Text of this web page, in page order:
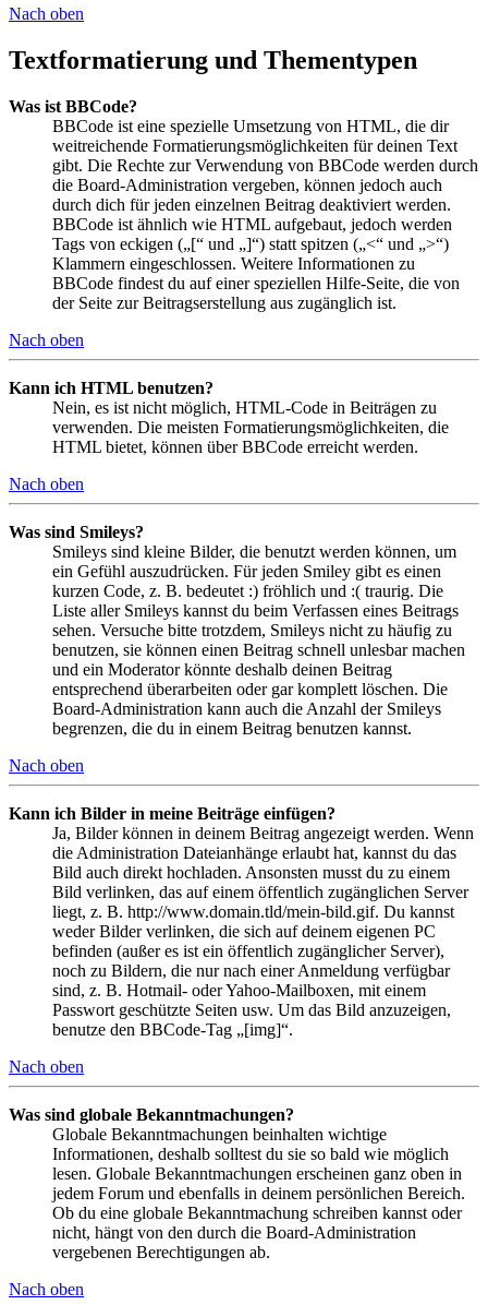
Nach oben
Textformatierung und Thementypen
Was ist BBCode?
BBCode ist eine spezielle Umsetzung von HTML, die dir
weitreichende Formatierungsmöglichkeiten für deinen Text
gibt. Die Rechte zur Verwendung von BBCode werden durch
die Board-Administration vergeben, können jedoch auch
durch dich für jeden einzelnen Beitrag deaktiviert werden.
BBCode ist ähnlich wie HTML aufgebaut, jedoch werden
Tags von eckigen („[“ und „]“) statt spitzen („<“ und „>“)
Klammern eingeschlossen. Weitere Informationen zu
BBCode findest du auf einer speziellen Hilfe-Seite, die von
der Seite zur Beitragserstellung aus zugänglich ist.
Nach oben
Kann ich HTML benutzen?
Nein, es ist nicht möglich, HTML-Code in Beiträgen zu
verwenden. Die meisten Formatierungsmöglichkeiten, die
HTML bietet, können über BBCode erreicht werden.
Nach oben
Was sind Smileys?
Smileys sind kleine Bilder, die benutzt werden können, um
ein Gefühl auszudrücken. Für jeden Smiley gibt es einen
kurzen Code, z. B. bedeutet :) fröhlich und :( traurig. Die
Liste aller Smileys kannst du beim Verfassen eines Beitrags
sehen. Versuche bitte trotzdem, Smileys nicht zu häufig zu
benutzen, sie können einen Beitrag schnell unlesbar machen
und ein Moderator könnte deshalb deinen Beitrag
entsprechend überarbeiten oder gar komplett löschen. Die
Board-Administration kann auch die Anzahl der Smileys
begrenzen, die du in einem Beitrag benutzen kannst.
Nach oben
Kann ich Bilder in meine Beiträge einfügen?
Ja, Bilder können in deinem Beitrag angezeigt werden. Wenn
die Administration Dateianhänge erlaubt hat, kannst du das
Bild auch direkt hochladen. Ansonsten musst du zu einem
Bild verlinken, das auf einem öffentlich zugänglichen Server
liegt, z. B. http://www.domain.tld/mein-bild.gif. Du kannst
weder Bilder verlinken, die sich auf deinem eigenen PC
befinden (außer es ist ein öffentlich zugänglicher Server),
noch zu Bildern, die nur nach einer Anmeldung verfügbar
sind, z. B. Hotmail- oder Yahoo-Mailboxen, mit einem
Passwort geschützte Seiten usw. Um das Bild anzuzeigen,
benutze den BBCode-Tag „[img]“.
Nach oben
Was sind globale Bekanntmachungen?
Globale Bekanntmachungen beinhalten wichtige
Informationen, deshalb solltest du sie so bald wie möglich
lesen. Globale Bekanntmachungen erscheinen ganz oben in
jedem Forum und ebenfalls in deinem persönlichen Bereich.
Ob du eine globale Bekanntmachung schreiben kannst oder
nicht, hängt von den durch die Board-Administration
vergebenen Berechtigungen ab.
Nach oben